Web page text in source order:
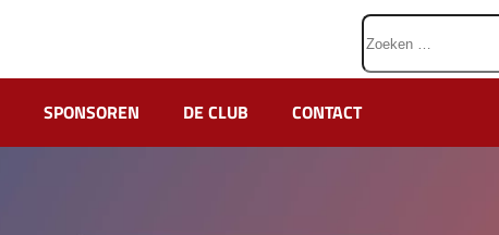
Zoeken
naar:
SPONSOREN DE CLUB CONTACT